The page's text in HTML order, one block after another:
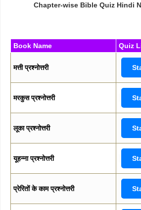
Chapter-wise Bible Quiz Hindi
Book Name Quiz
मत्ती प्रश्नोत्तरी
मरकुस प्रश्नोत्तरी
लूका प्रश्नोत्तरी
यूहन्ना प्रश्नोत्तरी
प्रेरितों के काम प्रश्नोत्तरी